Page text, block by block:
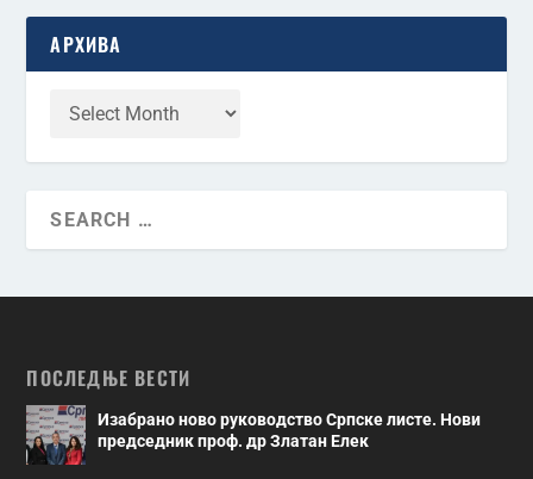
АРХИВА
ПОСЛЕДЊЕ ВЕСТИ
Изабрано ново руководство Српске листе. Нови
председник проф. др Златан Елек